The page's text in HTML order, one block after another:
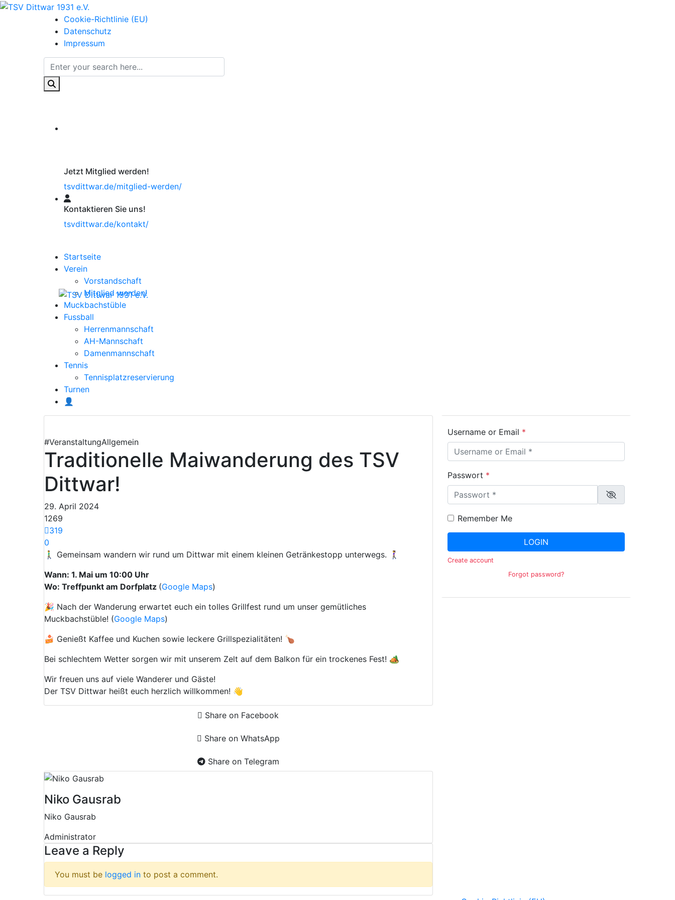
Cookie-Richtlinie (EU)
Datenschutz
Impressum
Jetzt Mitglied werden!
tsvdittwar.de/mitglied-werden/
Kontaktieren Sie uns!
tsvdittwar.de/kontakt/
Startseite
Verein
Vorstandschaft
Mitglied werden!
Muckbachstüble
Fussball
Herrenmannschaft
AH-Mannschaft
Damenmannschaft
Tennis
Tennisplatzreservierung
Turnen
👤
#VeranstaltungAllgemein
Traditionelle Maiwanderung des TSV
Dittwar!
29. April 2024
1269
319
0
🚶‍♂️ Gemeinsam wandern wir rund um Dittwar mit einem kleinen Getränkestopp unterwegs. 🚶‍♀️
Wann: 1. Mai um 10:00 Uhr
Wo: Treffpunkt am Dorfplatz (Google Maps)
🎉 Nach der Wanderung erwartet euch ein tolles Grillfest rund um unser gemütliches
Muckbachstüble! (Google Maps)
🍰 Genießt Kaffee und Kuchen sowie leckere Grillspezialitäten! 🍗
Bei schlechtem Wetter sorgen wir mit unserem Zelt auf dem Balkon für ein trockenes Fest! 🏕️
Wir freuen uns auf viele Wanderer und Gäste!
Der TSV Dittwar heißt euch herzlich willkommen! 👋
Share on Facebook
Share on WhatsApp
Share on Telegram
Niko Gausrab
Niko Gausrab
Administrator
Leave a Reply
You must be logged in to post a comment.
Username or Email *
Passwort *
Remember Me
LOGIN
Create account
Forgot password?